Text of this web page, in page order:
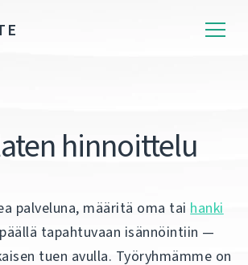
hinnoittelu
palveluna, määritä oma tai hanki
tapahtuvaan isännöintiin —
tuen avulla. Työryhmämme on